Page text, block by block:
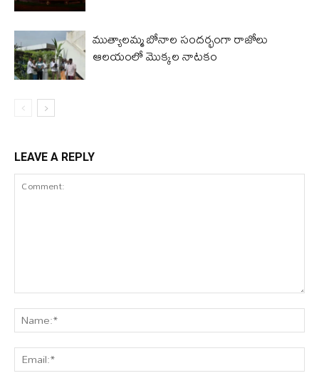
ముత్యాలమ్మ బోనాల సందర్భంగా రాజోలు
ఆలయంలో మొక్కల నాటకం
LEAVE A REPLY